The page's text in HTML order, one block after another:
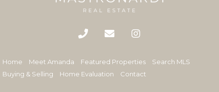
Home Meet Amanda Featured Properties
Search MLS
Buying & Selling
Home Evaluation Contact